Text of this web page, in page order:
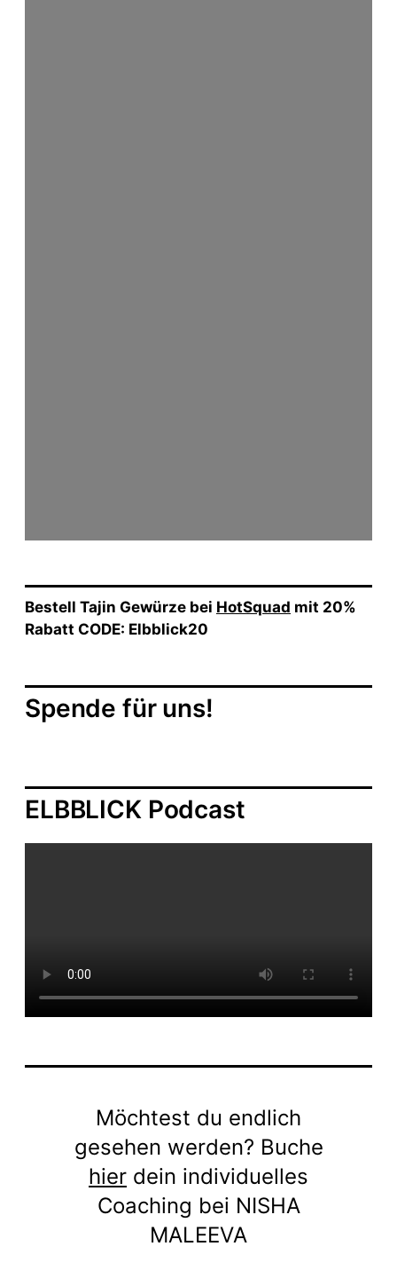
Bestell Tajin Gewürze bei HotSquad mit 20%
Rabatt CODE: Elbblick20
Spende für uns!
ELBBLICK Podcast
Möchtest du endlich
gesehen werden? Buche
hier dein individuelles
Coaching bei NISHA
MALEEVA